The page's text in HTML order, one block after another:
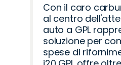
Con il caro
al centro
auto a GPL
soluzione per
spese di